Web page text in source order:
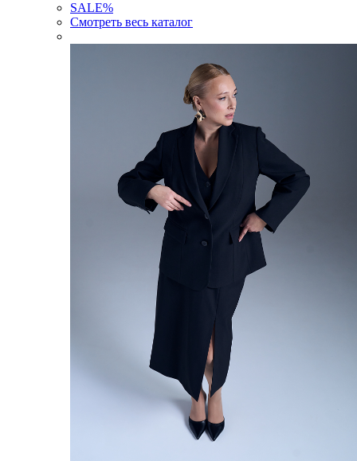
SALE%
Смотреть весь каталог